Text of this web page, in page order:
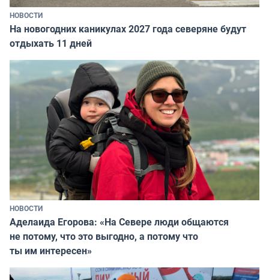
НОВОСТИ
На новогодних каникулах 2027 года северяне будут
отдыхать 11 дней
НОВОСТИ
Аделаида Егорова: «На Севере люди общаются
не потому, что это выгодно, а потому что
ты им интересен»